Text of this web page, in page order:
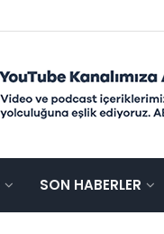
SON HABERLER